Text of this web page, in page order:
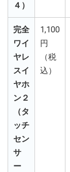
４）
完全
ワイ
ヤレ
スイ
ヤホ
ン２
（タ
ッチ
セン
サ
ー
1,100
円
（税
込）